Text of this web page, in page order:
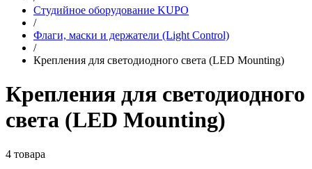
Студийное оборудование KUPO
/
Флаги, маски и держатели (Light Control)
/
Крепления для светодиодного света (LED Mounting)
Крепления для светодиодного
света (LED Mounting)
4 товара